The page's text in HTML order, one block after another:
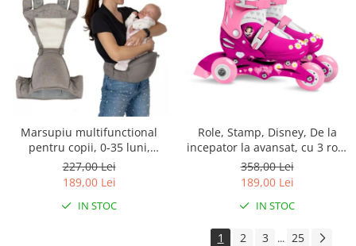
Marsupiu multifunctional
pentru copii, 0-35 luni,
Ecotoys J-BC1601 - Gri
227,00 Lei
189,00 Lei
IN STOC
Role, Stamp, Disney, De la
incepator la avansat, cu 3 roti,
Ajustabile, Inchidere prin
velcro, cu frana, Marime 27-
30, Princess
358,00 Lei
189,00 Lei
IN STOC
1 2 3 ... 25